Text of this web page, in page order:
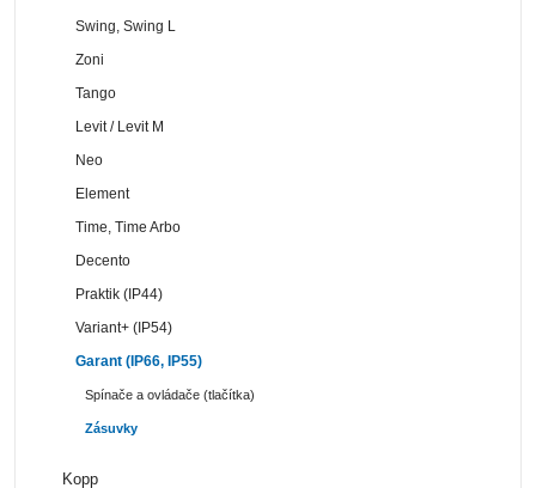
Swing, Swing L
Zoni
Tango
Levit / Levit M
Neo
Element
Time, Time Arbo
Decento
Praktik (IP44)
Variant+ (IP54)
Garant (IP66, IP55)
Spínače a ovládače (tlačítka)
Zásuvky
Kopp